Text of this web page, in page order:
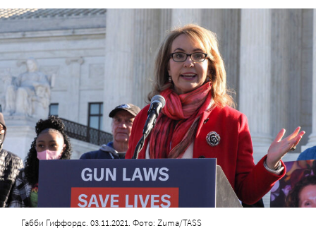
Габби Гиффордс. 03.11.2021. Фото: Zuma/TASS